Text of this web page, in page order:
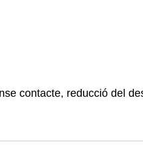
contacte, reducció del